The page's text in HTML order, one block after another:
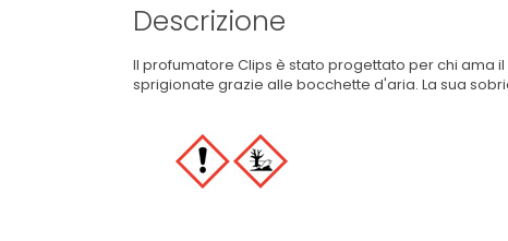
Descrizione
Il profumatore Clips è stato progettato per chi ama
sprigionate grazie alle bocchette d'aria. La sua